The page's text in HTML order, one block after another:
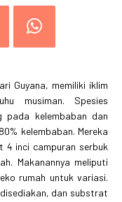
Guyana, memiliki iklim
musiman. Spesies
pada kelembaban dan
kelembaban. Mereka
4 inci campuran serbuk
Makanannya meliputi
rumah untuk variasi.
dan substrat